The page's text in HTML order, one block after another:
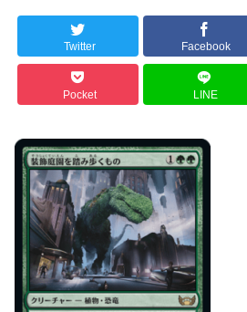
Twitter Facebook
Pocket LINE